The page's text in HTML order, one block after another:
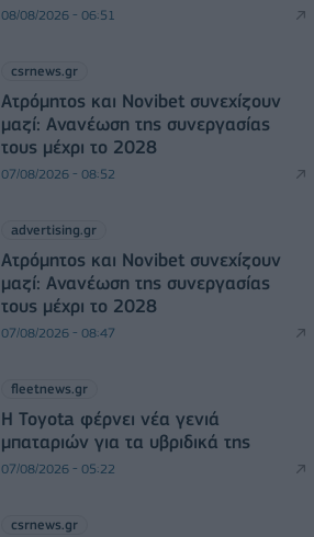
08/08/2026 - 06:51
csrnews.gr
Ατρόμητος και Novibet συνεχίζουν
μαζί: Ανανέωση της συνεργασίας
τους μέχρι το 2028
07/08/2026 - 08:52
advertising.gr
Ατρόμητος και Novibet συνεχίζουν
μαζί: Ανανέωση της συνεργασίας
τους μέχρι το 2028
07/08/2026 - 08:47
fleetnews.gr
Η Toyota φέρνει νέα γενιά
μπαταριών για τα υβριδικά της
07/08/2026 - 05:22
csrnews.gr